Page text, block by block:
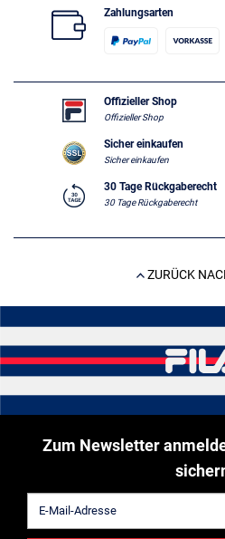
Zahlungsarten
Offizieller Shop
Offizieller Shop
Sicher einkaufen
Sicher einkaufen
30 Tage Rückgaberecht
30 Tage Rückgaberecht
ZURÜCK
Zum Newsletter